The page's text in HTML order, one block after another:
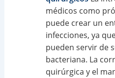
médicos como
puede crear un
infecciones, ya
pueden servir de
bacteriana. La
quirúrgica y el